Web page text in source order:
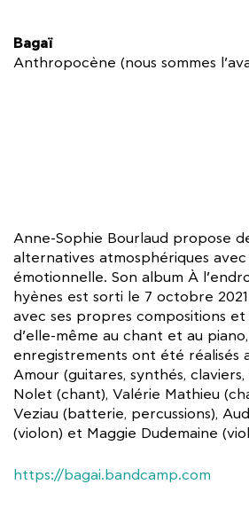
Bagaï
Anthropocène (nous sommes
Anne-Sophie Bourlaud propose
alternatives atmosphériques avec
émotionnelle. Son album À
hyènes est sorti le 7 octobre
avec ses propres compositions
d’elle-même au chant et au
enregistrements ont été réalisés
Amour (guitares, synthés, claviers,
Nolet (chant), Valérie Mathieu
Veziau (batterie, percussions),
(violon) et Maggie Dudemaine
https://bagai.bandcamp.com